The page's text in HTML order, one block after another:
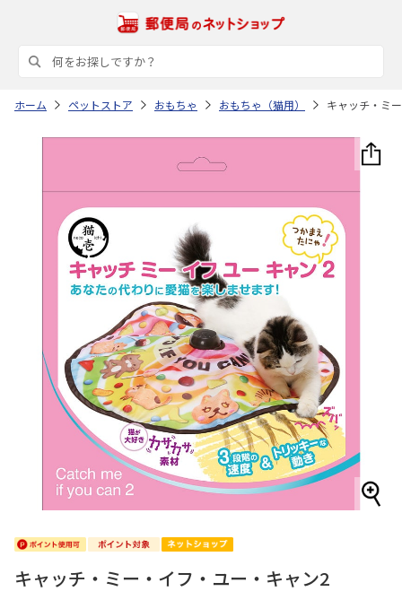
ホーム ペットストア おもちゃ おもちゃ（猫用） キャッチ・ミ
キャッチ・ミー・イフ・ユー・キャン2